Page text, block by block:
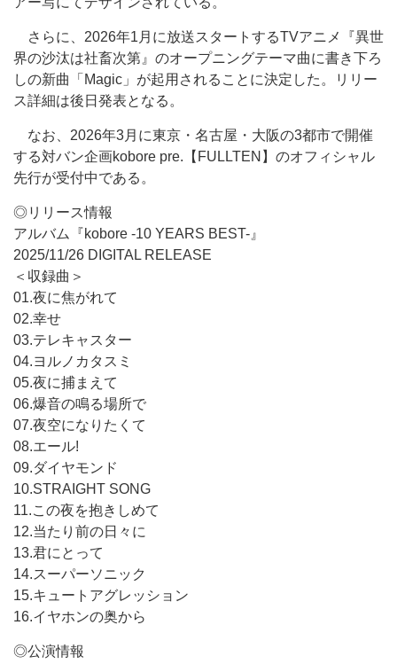
さらに、2026年1月に放送スタートするTVアニメ『異世
界の沙汰は社畜次第』のオープニングテーマ曲に書き下ろ
しの新曲「Magic」が起用されることに決定した。リリー
ス詳細は後日発表となる。
なお、2026年3月に東京・名古屋・大阪の3都市で開催
する対バン企画kobore pre.【FULLTEN】のオフィシャル
先行が受付中である。
◎リリース情報
アルバム『kobore -10 YEARS BEST-』
2025/11/26 DIGITAL RELEASE
＜収録曲＞
01.夜に焦がれて
02.幸せ
03.テレキャスター
04.ヨルノカタスミ
05.夜に捕まえて
06.爆音の鳴る場所で
07.夜空になりたくて
08.エール!
09.ダイヤモンド
10.STRAIGHT SONG
11.この夜を抱きしめて
12.当たり前の日々に
13.君にとって
14.スーパーソニック
15.キュートアグレッション
16.イヤホンの奥から
◎公演情報